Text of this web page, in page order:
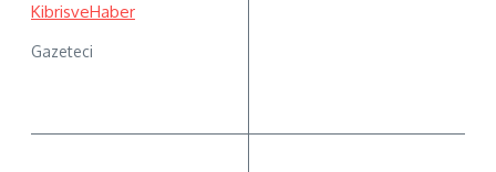
KibrisveHaber
Gazeteci